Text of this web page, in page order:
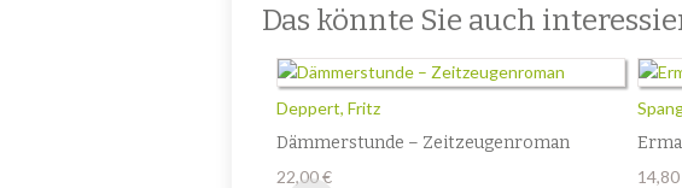
Das könnte Sie auch
Deppert, Fritz
Dämmerstunde – Zeitzeugenroman
22,00€
14,80